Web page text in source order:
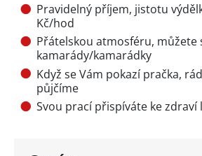
Pravidelný příjem, jistotu
Kč/hod
Přátelskou atmosféru, můžete
kamarády/kamarádky
Když se Vám pokazí pračka,
půjčíme
Svou prací přispíváte ke zdraví